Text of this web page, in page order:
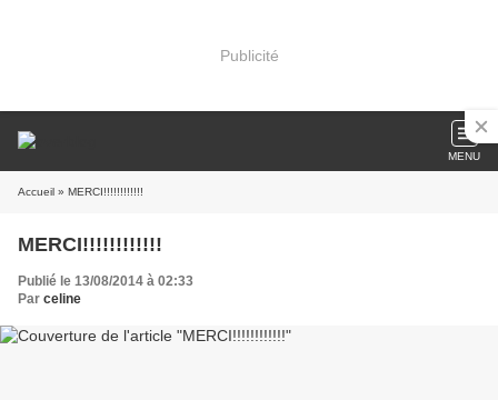
Publicité
MENU
Accueil » MERCI!!!!!!!!!!!!
MERCI!!!!!!!!!!!!
Publié le 13/08/2014 à 02:33
Par celine